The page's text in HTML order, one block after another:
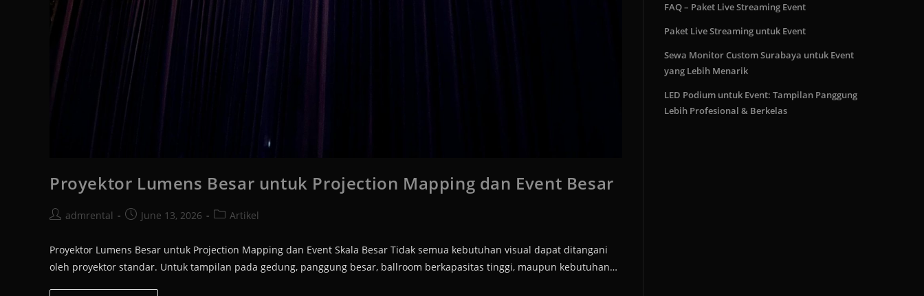
Proyektor Lumens Besar untuk Projection Mapping dan Event Besar
admrental June 13, 2026 Artikel
Proyektor Lumens Besar untuk Projection Mapping dan Event Skala Besar Tidak semua kebutuhan visual dapat ditangani
oleh proyektor standar. Untuk tampilan pada gedung, panggung besar, ballroom berkapasitas tinggi, maupun kebutuhan…
FAQ – Paket Live Streaming Event
Paket Live Streaming untuk Event
Sewa Monitor Custom Surabaya untuk Event
yang Lebih Menarik
LED Podium untuk Event: Tampilan Panggung
Lebih Profesional & Berkelas